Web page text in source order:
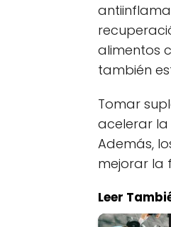
alimentos
también
Tomar
acelerar la
Además,
mejorar la
Leer